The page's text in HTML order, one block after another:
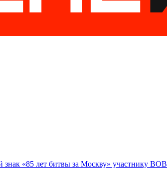
«85 лет битвы за Москву» участнику ВОВ